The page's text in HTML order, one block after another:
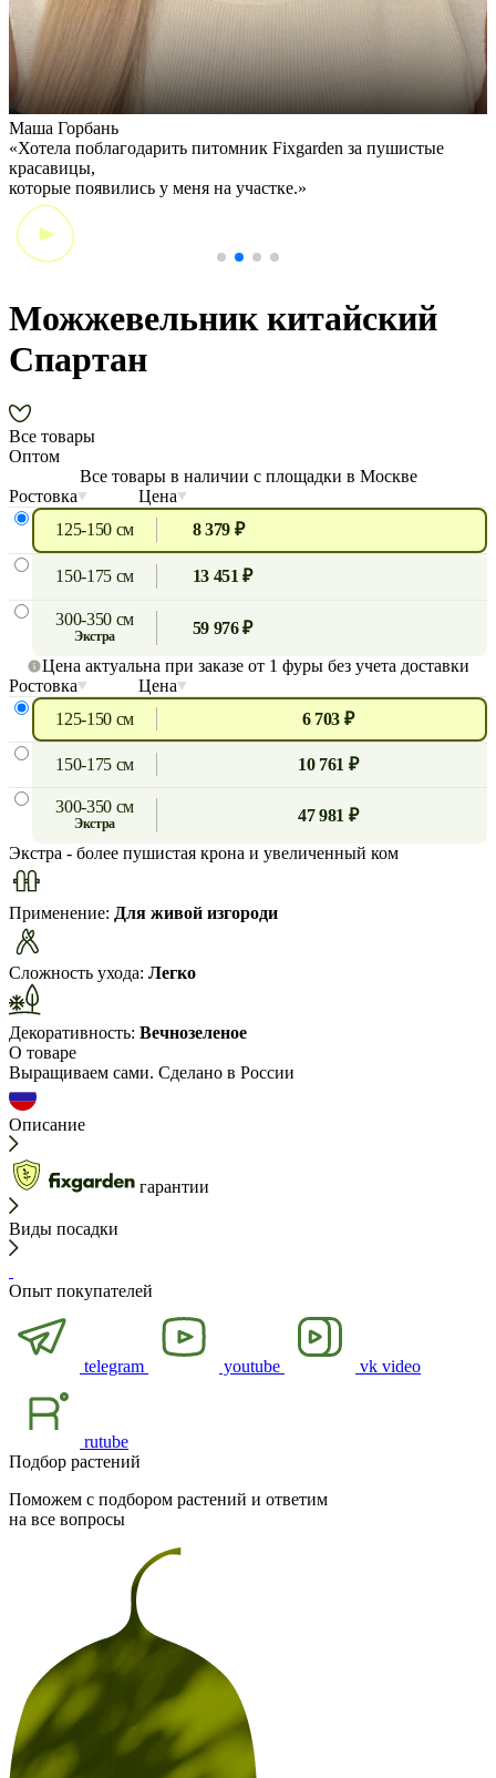
Маша Горбань
«Хотела поблагодарить питомник Fixgarden за пушистые
красавицы,
которые появились у меня на участке.»
Можжевельник китайский
Спартан
Все товары
Оптом
Все товары в наличии с площадки в Москве
Ростовка
Цена
125-150 см
8 379 ₽
150-175 см 13 451 ₽
300-350 см
экстра
59 976 ₽
Цена актуальна при заказе от 1 фуры без учета доставки
Ростовка
Цена
125-150 см
6 703 ₽
150-175 см 10 761 ₽
300-350 см
экстра
47 981 ₽
Экстра - более пушистая крона и увеличенный ком
Применение: Для живой изгороди
Сложность ухода: Легко
Декоративность: Вечнозеленое
О товаре
Выращиваем сами. Сделано в России
Описание
гарантии
Виды посадки
Опыт покупателей
telegram youtube vk video
rutube
Подбор растений
Поможем с подбором растений и ответим
на все вопросы